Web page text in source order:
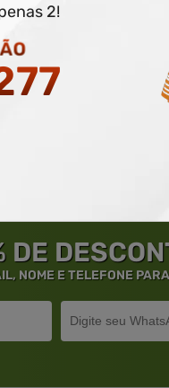
Grátis de
18 - Condições e Meio
de Trabalho na
da Construção
DE
NOME E TELEFONE
2!